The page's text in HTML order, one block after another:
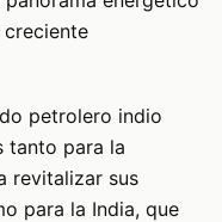
creciente
petrolero indio
tanto para la
revitalizar sus
para la India, que